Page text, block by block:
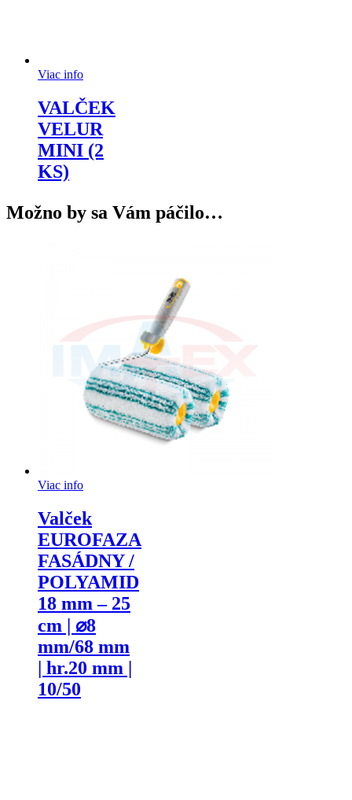
Viac info
VALČEK
VELUR
MINI (2
KS)
Možno by sa Vám páčilo…
Viac info
Valček
EUROFAZA
FASÁDNY /
POLYAMID
18 mm – 25
cm | ⌀8
mm/68 mm
| hr.20 mm |
10/50